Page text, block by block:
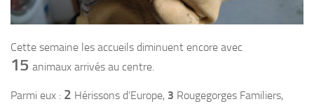
Cette semaine les accueils diminuent encore avec
15 animaux arrivés au centre.
Parmi eux : 2 Hérissons d’Europe, 3 Rougegorges Familiers,